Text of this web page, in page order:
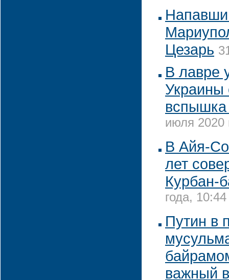
Цезарь
В лавре
Украины
вспышка
июля 2020
В Айя-
лет
Курбан-
года, 10:44
Путин в
важный